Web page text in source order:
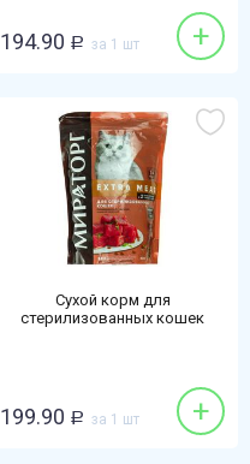
194.90 Р за 1 шт +
Сухой корм для
стерилизованных кошек
199.90 Р за 1 шт +